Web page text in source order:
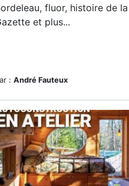
fluor, histoire de la
et plus...
: André Fauteux